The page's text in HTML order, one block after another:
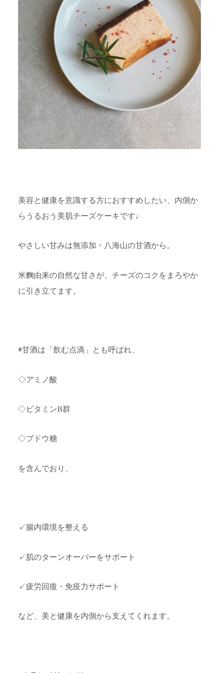
美容と健康を意識する方におすすめしたい、内側か
らうるおう美肌チーズケーキです♩
やさしい甘みは無添加・八海山の甘酒から。
米麴由来の自然な甘さが、チーズのコクをまろやか
に引き立てます。
◉甘酒は「飲む点滴」とも呼ばれ、
◇アミノ酸
◇ビタミンB群
◇ブドウ糖
を含んでおり、
✓腸内環境を整える
✓肌のターンオーバーをサポート
✓疲労回復・免疫力サポート
など、美と健康を内側から支えてくれます。